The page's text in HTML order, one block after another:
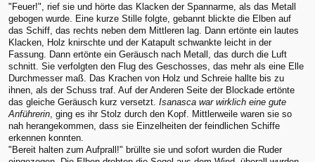
"Feuer!", rief sie und hörte das Klacken der Spannarme, als das Metall
gebogen wurde. Eine kurze Stille folgte, gebannt blickte die Elben auf
das Schiff, das rechts neben dem Mittleren lag. Dann ertönte ein lautes
Klacken, Holz knirschte und der Katapult schwankte leicht in der
Fassung. Dann ertönte ein Geräusch nach Metall, das durch die Luft
schnitt. Sie verfolgten den Flug des Geschosses, das mehr als eine Elle
Durchmesser maß. Das Krachen von Holz und Schreie hallte bis zu
ihnen, als der Schuss traf. Auf der Anderen Seite der Blockade ertönte
das gleiche Geräusch kurz versetzt. Isanasca war wirklich eine gute
Anführerin, ging es ihr Stolz durch den Kopf. Mittlerweile waren sie so
nah herangekommen, dass sie Einzelheiten der feindlichen Schiffe
erkennen konnten.
"Bereit halten zum Aufprall!" brüllte sie und sofort wurden die Ruder